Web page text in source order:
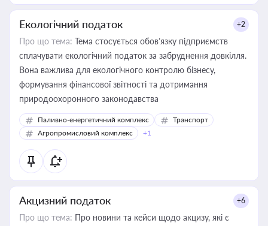
Екологічний податок +2
Про що тема: Тема стосується обов’язку підприємств
сплачувати екологічний податок за забруднення довкілля.
Вона важлива для екологічного контролю бізнесу,
формування фінансової звітності та дотримання
природоохоронного законодавства
Паливно-енергетичний комплекс
Транспорт
Агропромисловий комплекс
+1
Акцизний податок +6
Про що тема: Про новини та кейси щодо акцизу, які є